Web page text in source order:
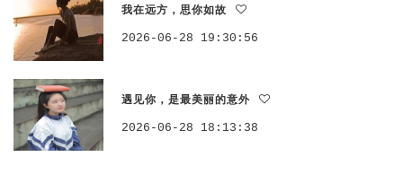
我在远方，思你如故
2026-06-28 19:30:56
遇见你，是最美丽的意外
2026-06-28 18:13:38